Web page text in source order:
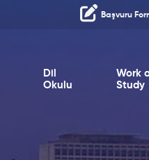
Başvuru
Dil
Okulu
Work
Study